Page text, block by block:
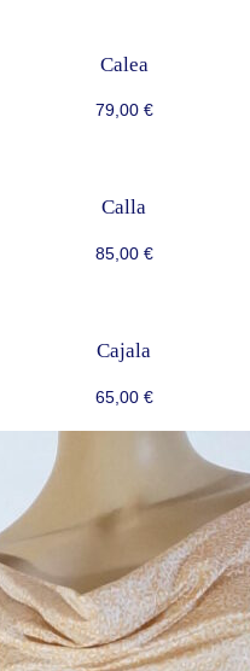
Calea
79,00 €
Calla
85,00 €
Cajala
65,00 €